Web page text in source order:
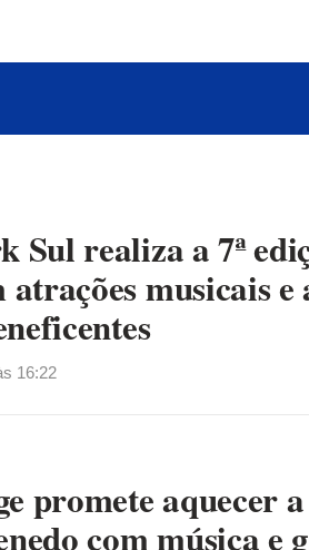
Sul realiza a 7ª
musicais e
16:22
promete aquecer
com música e